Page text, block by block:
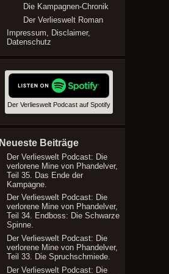
Die Kampagnen-Chronik
Der Verlieswelt Roman
Impressum, Disclaimer,
Datenschutz
Der Verlieswelt Podcast auf Spotify
Neueste Beiträge
Der Verlieswelt Podcast: Die
verlorene Mine von Phandelver,
Teil 35. Das Ende der
Kampagne.
Der Verlieswelt Podcast: Die
verlorene Mine von Phandelver,
Teil 34. Endboss: Die Schwarze
Spinne.
Der Verlieswelt Podcast: Die
verlorene Mine von Phandelver,
Teil 33. Die Spruchschmiede.
Der Verlieswelt Podcast: Die